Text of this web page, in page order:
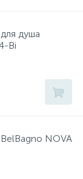
душа
Bi
NOVA